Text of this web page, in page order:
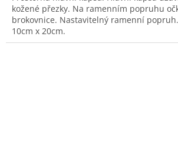
kožené přezky. Na ramenním popruhu
brokovnice. Nastavitelný ramenní
10cm x 20cm.